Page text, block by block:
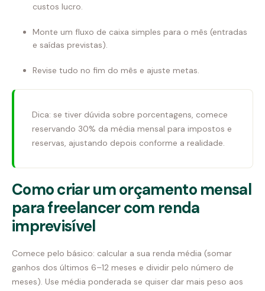
custos lucro.
Monte um fluxo de caixa simples para o mês (entradas
e saídas previstas).
Revise tudo no fim do mês e ajuste metas.
Dica: se tiver dúvida sobre porcentagens, comece
reservando 30% da média mensal para impostos e
reservas, ajustando depois conforme a realidade.
Como criar um orçamento mensal
para freelancer com renda
imprevisível
Comece pelo básico: calcular a sua renda média (somar
ganhos dos últimos 6–12 meses e dividir pelo número de
meses). Use média ponderada se quiser dar mais peso aos